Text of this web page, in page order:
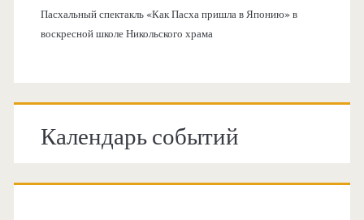
Пасхальный спектакль «Как Пасха пришла в Японию» в
воскресной школе Никольского храма
Календарь событий